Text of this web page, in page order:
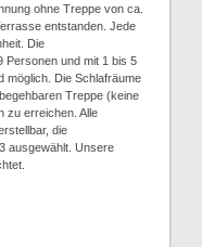
ohne Treppe von ca.
entstanden. Jede
Die
Personen und mit 1 bis 5
möglich. Die Schlafräume
Treppe (keine
zu erreichen. Alle
die
ausgewählt. Unsere